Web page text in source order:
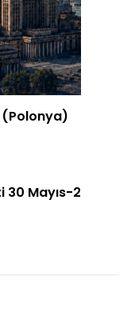
(Polonya)
30 Mayıs-2